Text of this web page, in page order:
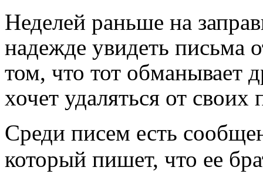
Неделей раньше на
надежде увидеть письма
том, что тот обманывает
хочет удаляться от своих
Среди писем есть
который пишет, что ее